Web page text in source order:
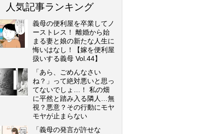
人気記事ランキング
義母の便利屋を卒業してノ
ーストレス！ 離婚から始
まる妻と娘の新たな人生に
悔いはなし！【嫁を便利屋
扱いする義母 Vol.44】
「あら、ごめんなさい
ね？」って絶対悪いと思っ
てないでしょ…！ 私の畑
に平然と踏み入る隣人…無
視？悪意？その行動にモヤ
モヤが止まらない
「義母の発言が許せな